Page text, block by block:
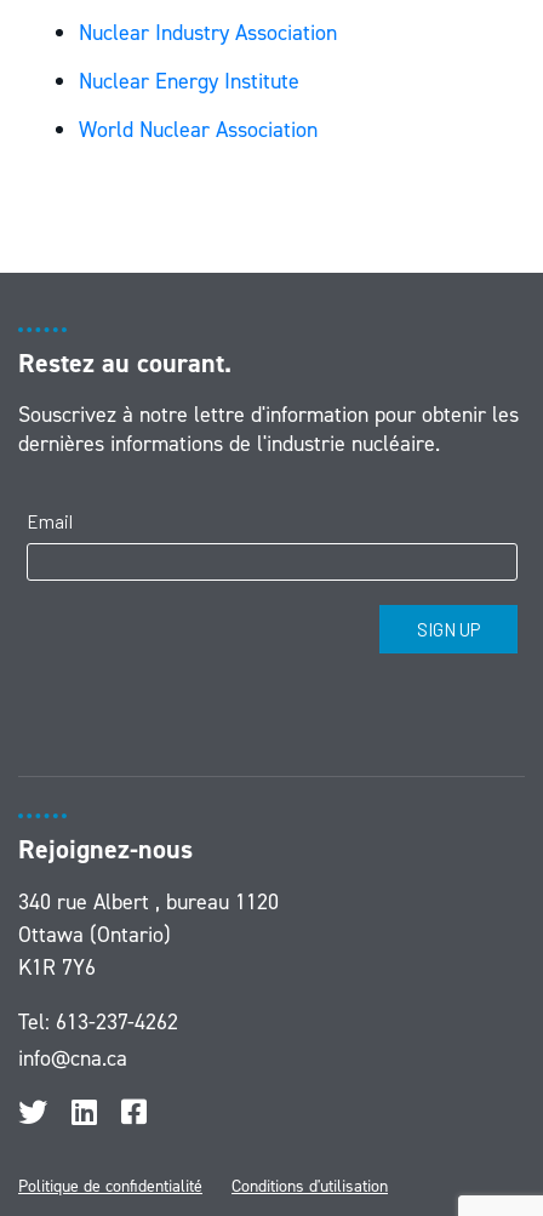
Nuclear Industry Association
Nuclear Energy Institute
World Nuclear Association
Restez au courant.
Souscrivez à notre lettre d'information pour obtenir les
dernières informations de l'industrie nucléaire.
Rejoignez-nous
340 rue Albert , bureau 1120
Ottawa (Ontario)
K1R 7Y6
Tel: 613-237-4262
info@cna.ca
Politique de confidentialité Conditions d'utilisation